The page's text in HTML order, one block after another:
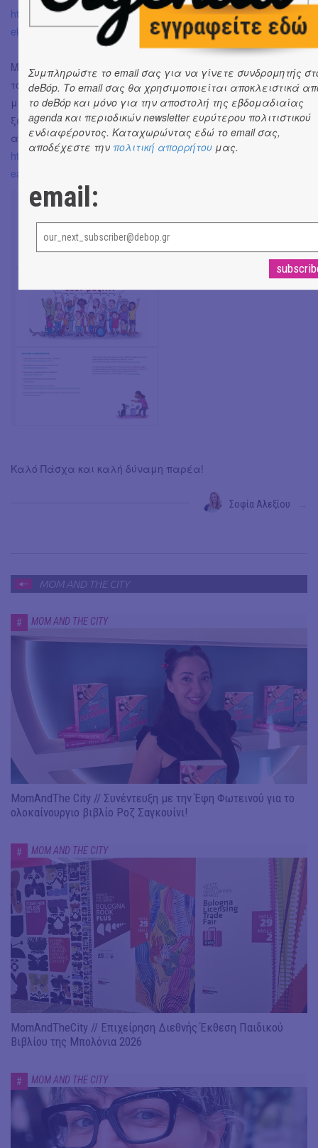
https://ikarosbooks.gr/blog/koronoios-ena-dorean-ebook-apo-tis-
ekdosis-ikaros-se-ikonografisi-axel-scheffler
Μπορείτε να βρείτε όλο το υλικό (εξώφυλλο του βιβλίου,
το δελτίο Τύπου
με όλες τις πληροφορίες καθώς και το δελτίο Τύπου της
ξένης έκδοσης) στο
ακόλουθο link:
https://www.dropbox.com/sh/lxt50yfgg5mu79w/
ea
Καλό Πάσχα και καλή δύναμη παρέα!
Σοφία Αλεξίου
MOM AND THE CITY
# MOM AND THE CITY
MomAndThe City // Συνέντευξη με την Έφη Φωτεινού για το
ολοκαίνουργιο βιβλίο Ροζ Σαγκουίνι!
# MOM AND THE CITY
MomAndTheCity // Επιχείρηση Διεθνής Έκθεση Παιδικού
Βιβλίου της Μπολόνια 2026
# MOM AND THE CITY
Συμπληρώστε το email σας για να γίνετε συνδρομητής
deBόp. Το email σας θα χρησιμοποιείται αποκλειστικά
το deBόp και μόνο για την αποστολή της εβδομαδιαίας
agenda και περιοδικών newsletter ευρύτερου πολιτιστικού
ενδιαφέροντος. Καταχωρώντας εδώ το email σας,
αποδέχεστε την πολιτική απορρήτου μας.
email: